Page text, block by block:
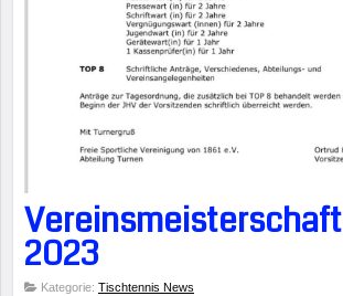
Vereinsmeisterschaft
2023
Kategorie: Tischtennis News